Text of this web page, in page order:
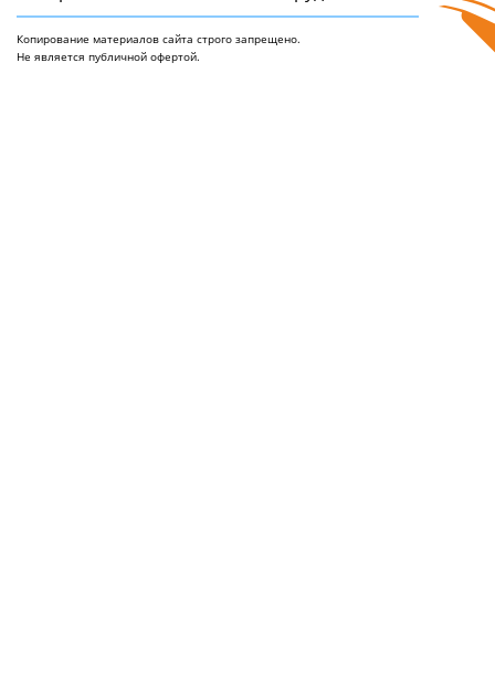
Копирование материалов сайта строго запрещено.
Не является публичной офертой.